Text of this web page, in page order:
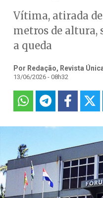
Vítima, atirada de
metros de altura,
a queda
Por Redação, Revista
13/06/2026 - 08h32